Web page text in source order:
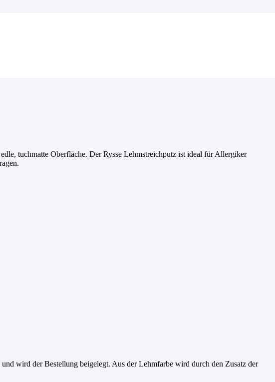
tuchmatte Oberfläche. Der Rysse Lehmstreichputz ist ideal für Allergiker
wird der Bestellung beigelegt. Aus der Lehmfarbe wird durch den Zusatz der